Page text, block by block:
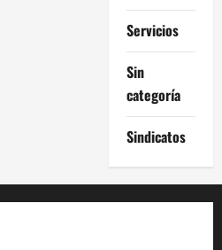
Servicios
Sin
categoría
Sindicatos